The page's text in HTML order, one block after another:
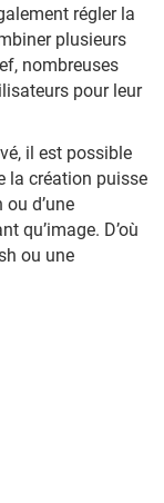
régler la
plusieurs
nombreuses
pour leur
il est possible
la création puisse
d’une
qu’image. D’où
ou une